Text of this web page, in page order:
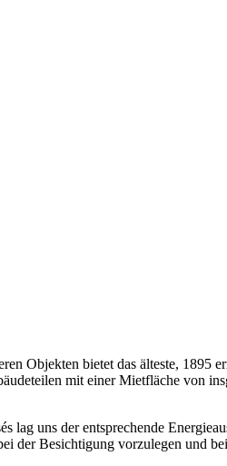
Objekten bietet das älteste, 1895
mit einer Mietfläche von
lag uns der entsprechende
der Besichtigung vorzulegen und